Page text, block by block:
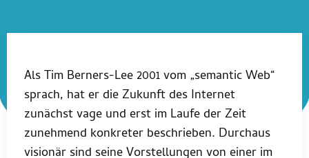
Als Tim Berners-Lee 2001 vom „semantic Web“
sprach, hat er die Zukunft des Internet
zunächst vage und erst im Laufe der Zeit
zunehmend konkreter beschrieben. Durchaus
visionär sind seine Vorstellungen von einer im